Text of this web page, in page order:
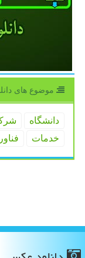
موضوع های
دانشگاه
خدمات